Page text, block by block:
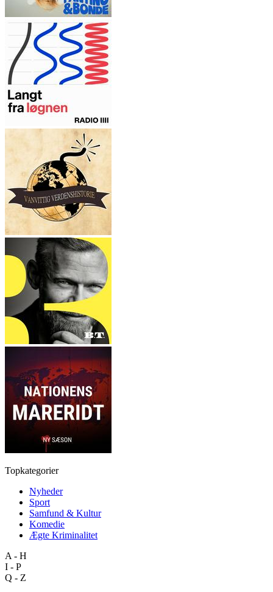
Topkategorier
Nyheder
Sport
Samfund & Kultur
Komedie
Ægte Kriminalitet
A - H
I - P
Q - Z